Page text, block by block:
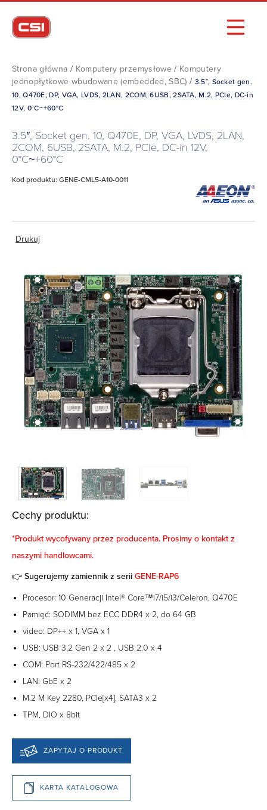
Strona główna / Komputery przemysłowe / Komputery
jednopłytkowe wbudowane (embedded, SBC) / 3.5″, Socket gen.
10, Q470E, DP, VGA, LVDS, 2LAN, 2COM, 6USB, 2SATA, M.2, PCIe, DC-in
12V, 0°C~+60°C
3.5″, Socket gen. 10, Q470E, DP, VGA, LVDS, 2LAN,
2COM, 6USB, 2SATA, M.2, PCIe, DC-in 12V,
0°C~+60°C
Kod produktu: GENE-CML5-A10-0011
Drukuj
Cechy produktu:
*Produkt wycofywany przez producenta. Prosimy o kontakt z
naszymi handlowcami.
👉 Sugerujemy zamiennik z serii GENE-RAP6
Procesor: 10 Generacji Intel® Core™i7/i5/i3/Celeron, Q470E
Pamięć: SODIMM bez ECC DDR4 x 2, do 64 GB
video: DP++ x 1, VGA x 1
USB: USB 3.2 Gen 2 x 2 , USB 2.0 x 4
COM: Port RS-232/422/485 x 2
LAN: GbE x 2
M.2 M Key 2280, PCIe[x4], SATA3 x 2
TPM, DIO x 8bit
ZAPYTAJ O PRODUKT
KARTA KATALOGOWA